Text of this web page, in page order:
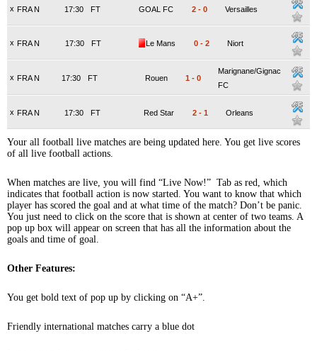
x FRA N FT
17:30 GOAL FC 2 - 0 Versailles
x FRA N FT
17:30 Le Mans 0 - 2 Niort
x FRA N FT
17:30 Rouen 1 - 0
Marignane/Gignac
FC
x FRA N FT
17:30 Red Star 2 - 1 Orleans
Your all football live matches are being updated here. You get live scores
of all live football actions.
When matches are live, you will find “Live Now!” Tab as red, which
indicates that football action is now started. You want to know that which
player has scored the goal and at what time of the match? Don’t be panic.
You just need to click on the score that is shown at center of two teams. A
pop up box will appear on screen that has all the information about the
goals and time of goal.
Other Features:
You get bold text of pop up by clicking on “A+”.
Friendly international matches carry a blue dot